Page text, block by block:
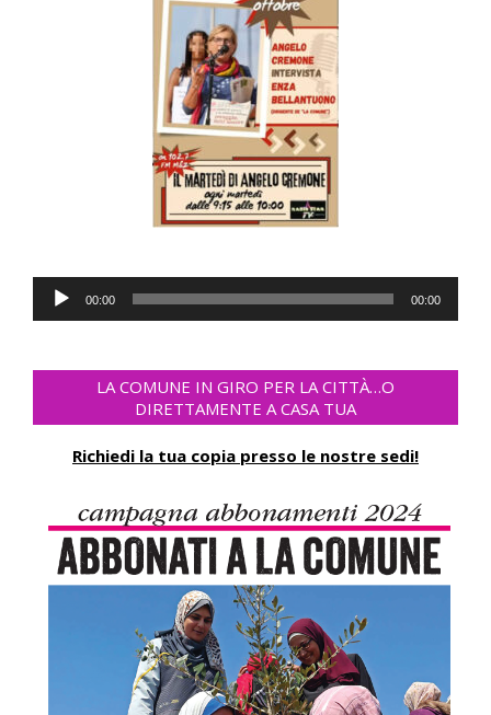
Audio-
Player
00:00 00:00
LA COMUNE IN GIRO PER LA CITTÀ…O
DIRETTAMENTE A CASA TUA
Richiedi la tua copia presso le nostre sedi!